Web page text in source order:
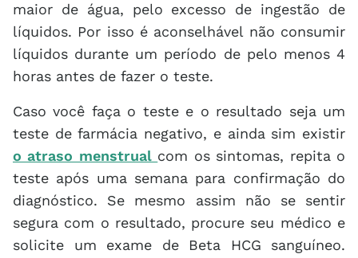
maior de água, pelo excesso de ingestão de
líquidos. Por isso é aconselhável não consumir
líquidos durante um período de pelo menos 4
horas antes de fazer o teste.
Caso você faça o teste e o resultado seja um
teste de farmácia negativo, e ainda sim existir
o atraso menstrual com os sintomas, repita o
teste após uma semana para confirmação do
diagnóstico. Se mesmo assim não se sentir
segura com o resultado, procure seu médico e
solicite um exame de Beta HCG sanguíneo.